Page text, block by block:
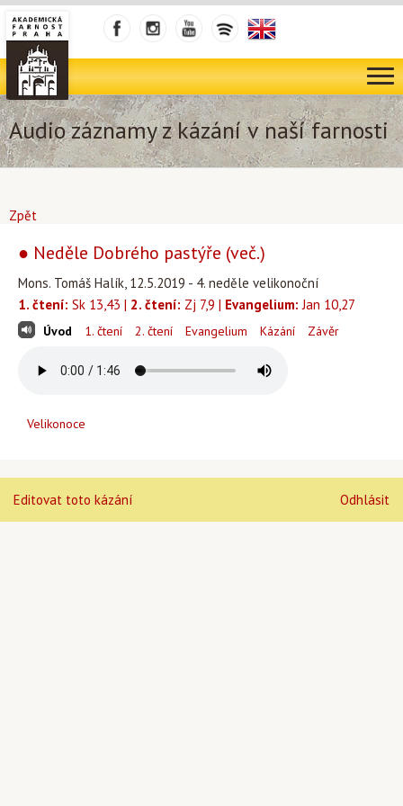
Audio záznamy z kázání v naší farnosti
Zpět
● Neděle Dobrého pastýře (več.)
Mons. Tomáš Halík, 12.5.2019 - 4. neděle velikonoční
1. čtení: Sk 13,43 | 2. čtení: Zj 7,9 | Evangelium: Jan 10,27
Úvod 1. čtení 2. čtení Evangelium Kázání Závěr
Velikonoce
Editovat toto kázání Odhlásit